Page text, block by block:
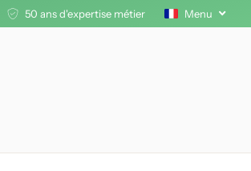
50 ans d'expertise métier Menu